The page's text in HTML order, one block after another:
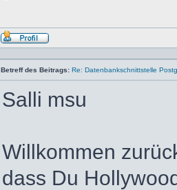
Profil
Betreff des Beitrags: Re: Datenbankschnittstelle
Salli msu
Willkommen
dass Du